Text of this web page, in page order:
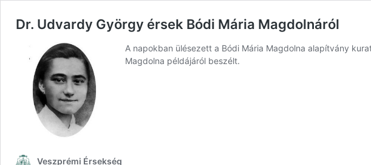
Dr. Udvardy György érsek Bódi Mária Magdolnáról
A napokban ülésezett a Bódi Mária Magdolna alapítvány
Magdolna példájáról beszélt.
Veszprémi Érsekség